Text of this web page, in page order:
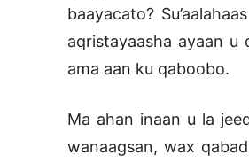
baayacato?
aqristayaasha ayaan u
ama aan ku qaboobo.
Ma ahan inaan u la
wanaagsan, wax